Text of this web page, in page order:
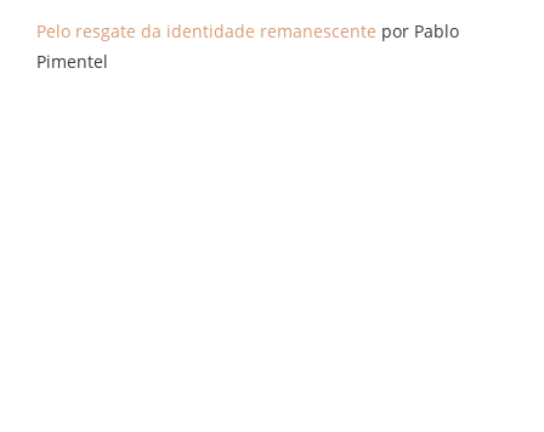
Pelo resgate da identidade remanescente por Pablo
Pimentel